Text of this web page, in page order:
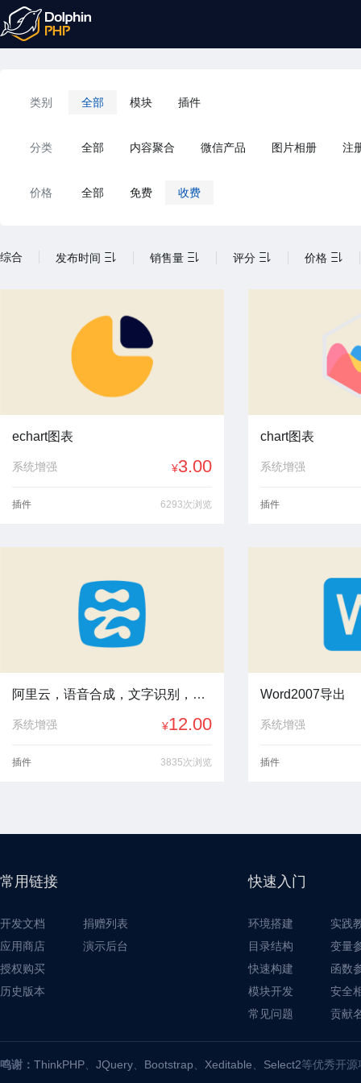
类别 全部 模块 插件
分类 全部 内容聚合 微信产品 图片相册 注
价格 全部 免费 收费
综合 发布时间 销售量 评分 价格
echart图表
¥3.00
系统增强
插件 6293次浏览
chart图表
系统增强
插件
阿里云，语音合成，文字识别，发短信，智能2020-07
¥12.00
系统增强
插件 3835次浏览
Word2007导出
系统增强
插件
常用链接
开发文档
捐赠列表
应用商店
演示后台
授权购买
历史版本
快速入门
环境搭建
实践
目录结构
变量
快速构建
函数
模块开发
安全
常见问题
贡献
鸣谢： ThinkPHP JQuery Bootstrap Xeditable Select2等优秀开源